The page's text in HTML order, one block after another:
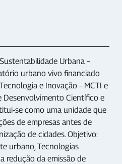
Urbana –
urbano vivo financiado
e Inovação – MCTI e
Desenvolvimento Científico e
se como uma unidade que
de empresas antes de
de cidades. Objetivo:
urbano, Tecnologias
redução da emissão de